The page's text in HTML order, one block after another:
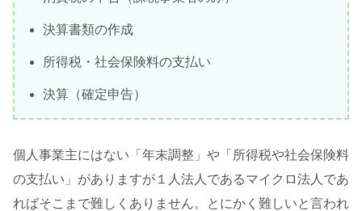
決算書類の作成
所得税・社会保険料の支払い
決算（確定申告）
個人事業主にはない「年末調整」や「所得税や社会保険料
の支払い」がありますが１人法人であるマイクロ法人であ
ればそこまで難しくありません。とにかく難しいと言われ